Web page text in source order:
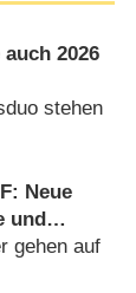
2026
stehen
Neue
und
gehen auf